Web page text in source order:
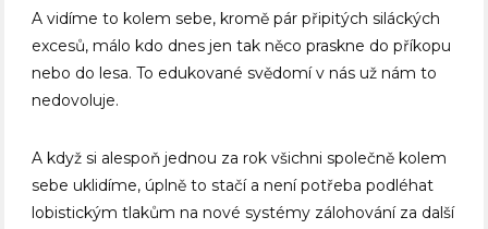
A vidíme to kolem sebe, kromě pár připitých siláckých
excesů, málo kdo dnes jen tak něco praskne do příkopu
nebo do lesa. To edukované svědomí v nás už nám to
nedovoluje.
A když si alespoň jednou za rok všichni společně kolem
sebe uklidíme, úplně to stačí a není potřeba podléhat
lobistickým tlakům na nové systémy zálohování za další